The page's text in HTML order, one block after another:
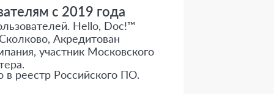
с 2019 года
Hello, Doc!™
Акредитован
участник Московского
реестр Российского ПО.